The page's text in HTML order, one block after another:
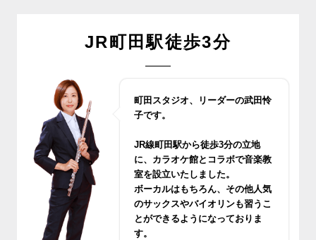
JR町田駅徒歩3分
町田スタジオ、リーダーの武田怜
子です。
JR線町田駅から徒歩3分の立地
に、カラオケ館とコラボで音楽教
室を設立いたしました。
ボーカルはもちろん、その他人気
のサックスやバイオリンも習うこ
とができるようになっておりま
す。